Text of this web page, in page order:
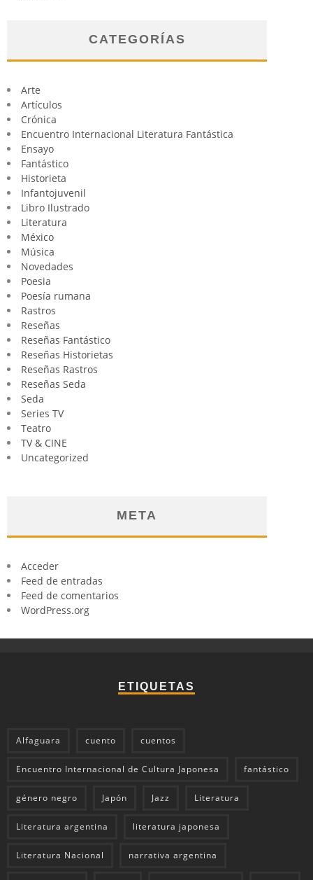
CATEGORÍAS
Arte
Artículos
Crónica
Encuentro Internacional Literatura Fantástica
Ensayo
Fantástico
Historieta
Infantojuvenil
Libro Ilustrado
Literatura
México
Música
Novedades
Poesia
Poesía rumana
Rastros
Reseñas
Reseñas Fantástico
Reseñas Historietas
Reseñas Rastros
Reseñas Seda
Seda
Series TV
Teatro
TV & CINE
Uncategorized
META
Acceder
Feed de entradas
Feed de comentarios
WordPress.org
ETIQUETAS
Alfaguara cuento cuentos
Encuentro Internacional de Cultura Japonesa fantástico
género negro Japón Jazz Literatura
Literatura argentina literatura japonesa
Literatura Nacional narrativa argentina